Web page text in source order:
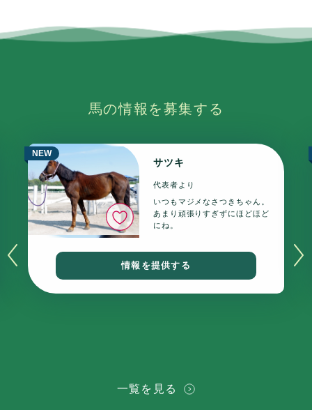
馬の情報を募集する
NEW
いいね
サツキ
代表者より
いつもマジメなさつきちゃん。
あまり頑張りすぎずにほどほど
にね。
情報を提供する
一覧を見る